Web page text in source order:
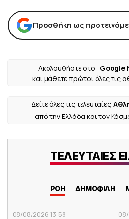
Προσθήκη ως
Ακολουθήστε στο
Google
και μάθετε πρώτοι όλες τις
Δείτε όλες τις τελευταίες
από την Ελλάδα και τον
ΤΕΛΕΥΤΑΙΕΣ
ΡΟΗ ΔΗΜΟΦΙΛΗ
08/08/2026 13:58